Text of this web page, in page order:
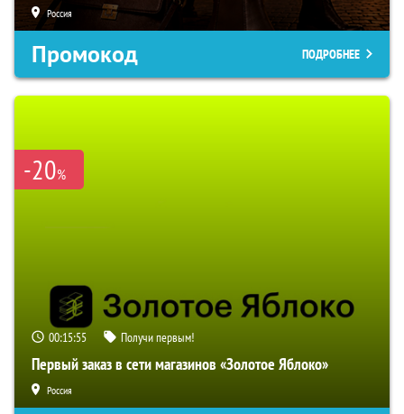
Россия
Промокод ПОДРОБНЕЕ
-20%
00:15:54 Получи первым!
Первый заказ в сети магазинов «Золотое Яблоко»
Россия